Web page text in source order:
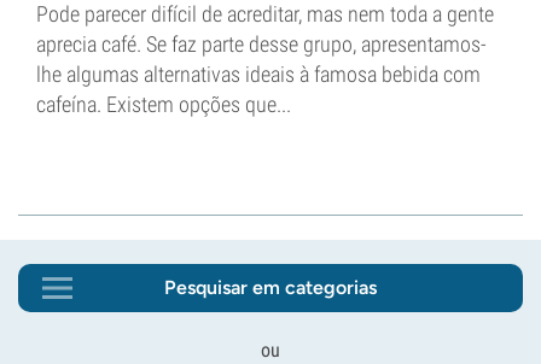
Pode parecer difícil de acreditar, mas nem toda a gente
aprecia café. Se faz parte desse grupo, apresentamos-
lhe algumas alternativas ideais à famosa bebida com
cafeína. Existem opções que...
Pesquisar em categorias
ou